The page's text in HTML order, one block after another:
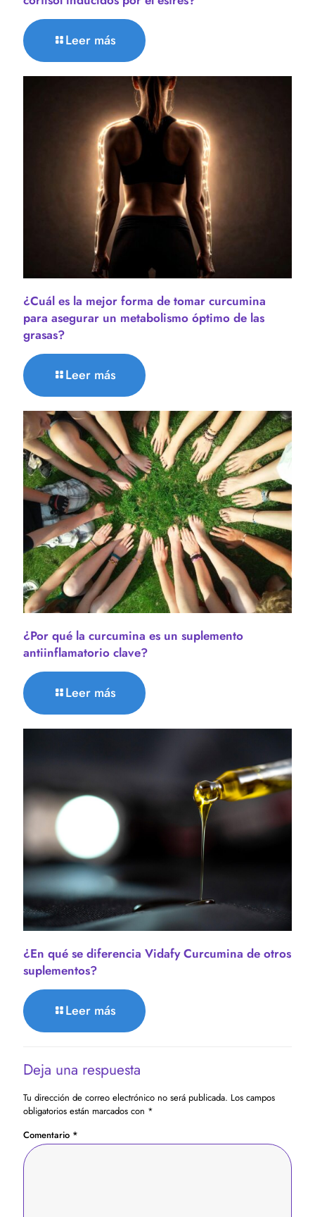
Leer más
¿Cuál es la mejor forma de tomar curcumina
para asegurar un metabolismo óptimo de las
grasas?
Leer más
¿Por qué la curcumina es un suplemento
antiinflamatorio clave?
Leer más
¿En qué se diferencia Vidafy Curcumina de otros
suplementos?
Leer más
Deja una respuesta
Tu dirección de correo electrónico no será publicada. Los campos
obligatorios están marcados con *
Comentario *